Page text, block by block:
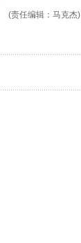
(责任编辑：马克杰)